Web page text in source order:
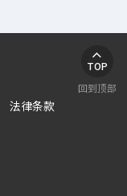

TOP
回到顶部
法律条款